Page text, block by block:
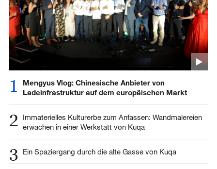
1
Mengyus Vlog: Chinesische Anbieter von
Ladeinfrastruktur auf dem europäischen Markt
2
Immaterielles Kulturerbe zum Anfassen: Wandmalereien
erwachen in einer Werkstatt von Kuqa
3 Ein Spaziergang durch die alte Gasse von Kuqa